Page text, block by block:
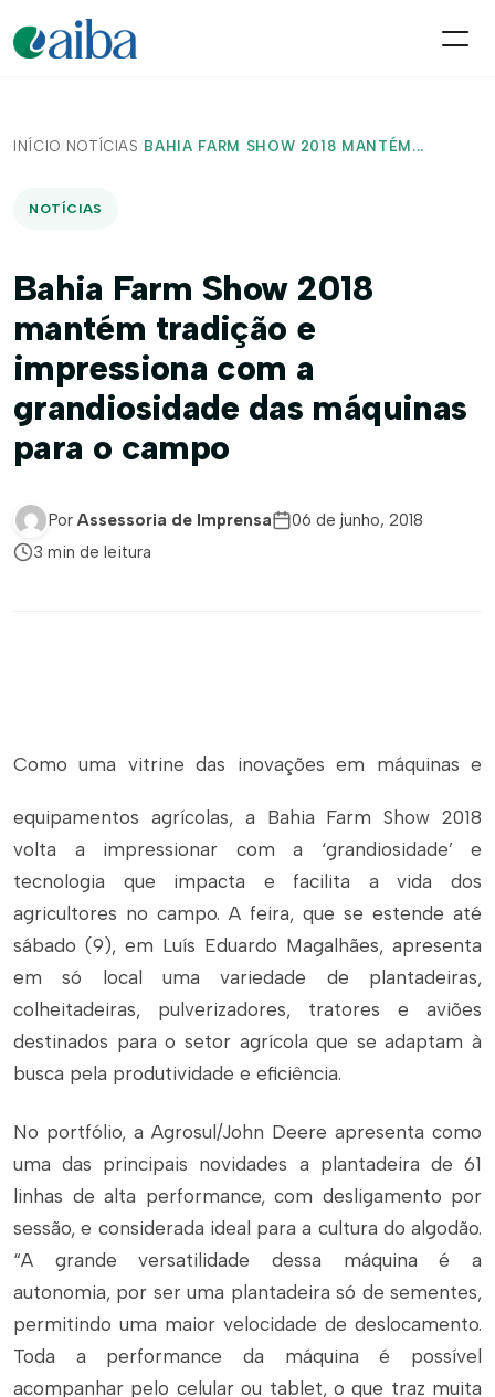
INÍCIO/ NOTÍCIAS / BAHIA FARM SHOW 2018 MANTÉM...
NOTÍCIAS
Bahia Farm Show 2018
mantém tradição e
impressiona com a
grandiosidade das máquinas
para o campo
Por Assessoria de Imprensa
06 de junho, 2018
3 min de leitura
Como uma vitrine das inovações em máquinas e
equipamentos agrícolas, a Bahia Farm Show 2018
volta a impressionar com a ‘grandiosidade’ e
tecnologia que impacta e facilita a vida dos
agricultores no campo. A feira, que se estende até
sábado (9), em Luís Eduardo Magalhães, apresenta
em só local uma variedade de plantadeiras,
colheitadeiras, pulverizadores, tratores e aviões
destinados para o setor agrícola que se adaptam à
busca pela produtividade e eficiência.
No portfólio, a Agrosul/John Deere apresenta como
uma das principais novidades a plantadeira de 61
linhas de alta performance, com desligamento por
sessão, e considerada ideal para a cultura do algodão.
“A grande versatilidade dessa máquina é a
autonomia, por ser uma plantadeira só de sementes,
permitindo uma maior velocidade de deslocamento.
Toda a performance da máquina é possível
acompanhar pelo celular ou tablet, o que traz muita